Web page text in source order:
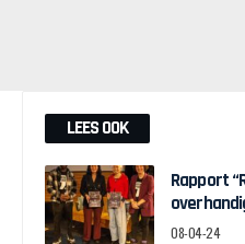
LEES OOK
Rapport
08-04-24